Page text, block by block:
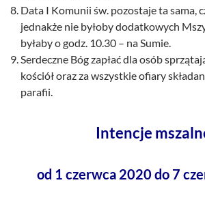
Data I Komunii św. pozostaje ta sama,
jednakże nie byłoby dodatkowych
byłaby o godz. 10.30 – na Sumie.
Serdeczne Bóg zapłać dla osób
kościół oraz za wszystkie ofiary
parafii.
Intencje
od 1 czerwca 2020 do 7